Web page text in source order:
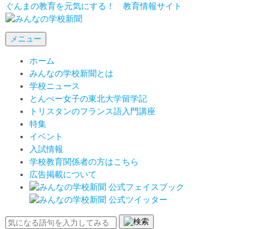
ぐんまの教育を元気にする！ 教育情報サイト
メニュー
ホーム
みんなの学校新聞とは
学校ニュース
とんぺー女子の東北大学留学記
トリスタンのフランス語入門講座
特集
イベント
入試情報
学校教育関係者の方はこちら
広告掲載について